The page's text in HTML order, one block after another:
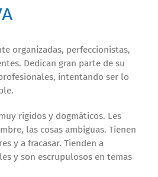
organizadas, perfeccionistas,
Dedican gran parte de su
intentando ser lo
rígidos y dogmáticos. Les
las cosas ambiguas. Tienen
y a fracasar. Tienden a
y son escrupulosos en temas